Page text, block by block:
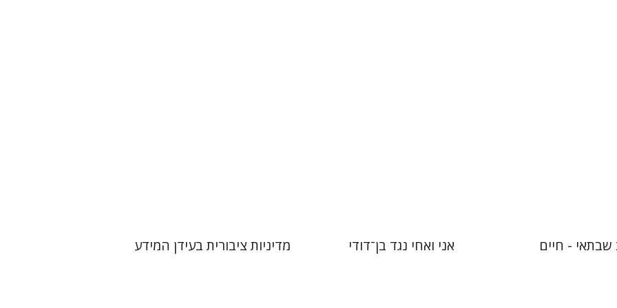
שבתאי - חיים אני ואחי נגד בן־דודי מדיניות ציבורית בעידן המידע